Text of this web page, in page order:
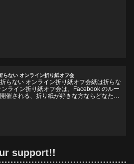
らない オンライン折り紙オフ会
らない オンライン折り紙オフ会紙は折らな
ンライン折り紙オフ会は、Facebook のルー
催される、折り紙が好きな方ならどなたで
support!!